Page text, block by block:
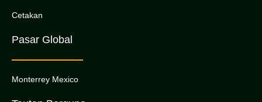
Cetakan
Pasar Global
Monterrey Mexico